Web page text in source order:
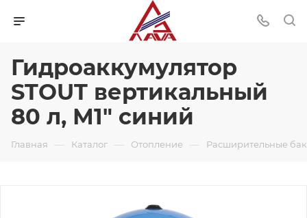
Гидроаккумулятор
STOUT вертикальный
80 л, М1" синий
Главная — Каталог — Отопление — Расширительные